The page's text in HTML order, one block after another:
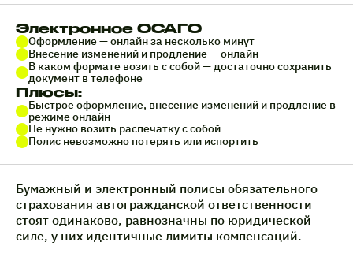
Электронное ОСАГО
Оформление — онлайн за несколько минут
Внесение изменений и продление — онлайн
В каком формате возить с собой — достаточно сохранить
документ в телефоне
Плюсы:
Быстрое оформление, внесение изменений и продление в
режиме онлайн
Не нужно возить распечатку с собой
Полис невозможно потерять или испортить
Бумажный и электронный полисы обязательного
страхования автогражданской ответственности
стоят одинаково, равнозначны по юридической
силе, у них идентичные лимиты компенсаций.